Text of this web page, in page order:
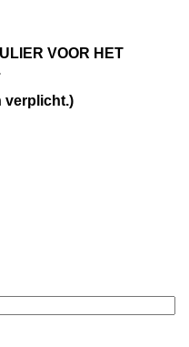
VOOR HET
verplicht.)